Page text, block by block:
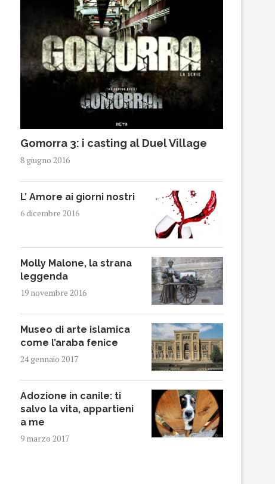
Gomorra 3: i casting al Duel Village
8 giugno 2016
L’ Amore ai giorni nostri
6 dicembre 2016
Molly Malone, la strana
leggenda
19 novembre 2016
Museo di arte islamica
come l’araba fenice
24 gennaio 2017
Adozione in canile: ti
salvo la vita, appartieni
a me
9 marzo 2017